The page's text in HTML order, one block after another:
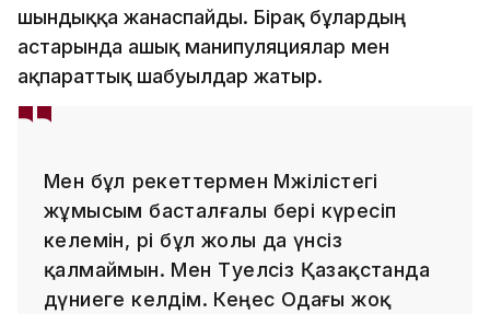
шындыққа жанаспайды. Бірақ бұлардың
астарында ашық манипуляциялар мен
ақпараттық шабуылдар жатыр.
Мен бұл әрекеттермен Мәжілістегі
жұмысым басталғалы бері күресіп
келемін, әрі бұл жолы да үнсіз
қалмаймын. Мен Тәуелсіз Қазақстанда
дүниеге келдім. Кеңес Одағы жоқ